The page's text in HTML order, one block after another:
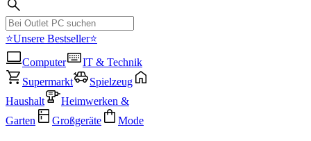
⭐Unsere Bestseller⭐
Computer
IT & Technik
Supermarkt
Spielzeug
Haushalt
Heimwerken &
Garten
Großgeräte Mode